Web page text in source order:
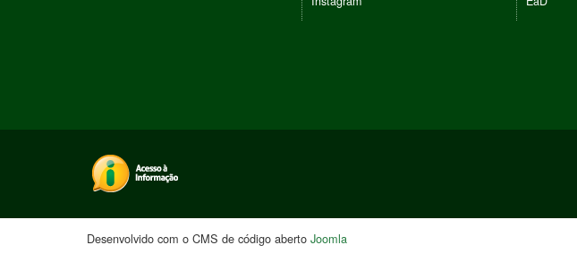
Desenvolvido com o CMS de código aberto Joomla